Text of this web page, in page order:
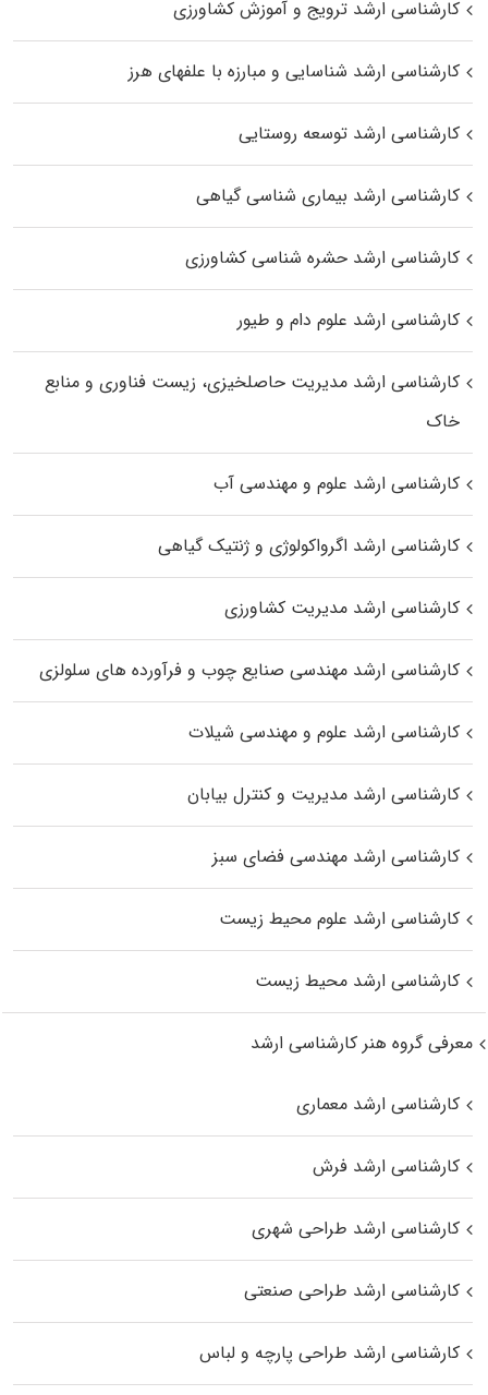
کارشناسی ارشد ترویج و آموزش کشاورزی
کارشناسی ارشد شناسایی و مبارزه با علفهای هرز
کارشناسی ارشد توسعه روستایی
کارشناسی ارشد بیماری‌ شناسی گیاهی
کارشناسی ارشد حشره‌ شناسی کشاورزی
کارشناسی ارشد علوم دام و طیور
کارشناسی ارشد مدیریت حاصلخیزی، زیست فناوری و منابع
خاک
کارشناسی ارشد علوم و مهندسی آب
کارشناسی ارشد اگرواکولوژی و ژنتیک گیاهی
کارشناسی ارشد مدیریت کشاورزی
کارشناسی ارشد مهندسی صنایع چوب و فرآورده‌ های سلولزی
کارشناسی ارشد علوم و مهندسی شیلات
کارشناسی ارشد مدیریت و کنترل بیابان
کارشناسی ارشد مهندسی فضای سبز
کارشناسی ارشد علوم محیط‌ زیست
کارشناسی ارشد محیط زیست
معرفی گروه هنر کارشناسی ارشد
کارشناسی ارشد معماری
کارشناسی ارشد فرش
کارشناسی ارشد طراحی شهری
کارشناسی ارشد طراحی صنعتی
کارشناسی ارشد طراحی پارچه و لباس